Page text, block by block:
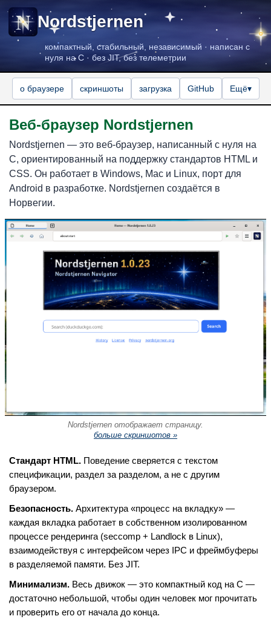
Nordstjernen
компактный, стабильный, независимый · написан с
нуля на C · без JIT, без телеметрии
о браузере скриншоты загрузка GitHub Ещё▾
Веб-браузер Nordstjernen
Nordstjernen — это веб-браузер, написанный с нуля на
C, ориентированный на поддержку стандартов HTML и
CSS. Он работает в Windows, Mac и Linux, порт для
Android в разработке. Nordstjernen создаётся в
Норвегии.
Nordstjernen отображает страницу.
больше скриншотов »
Стандарт HTML. Поведение сверяется с текстом
спецификации, раздел за разделом, а не с другим
браузером.
Безопасность. Архитектура «процесс на вкладку» —
каждая вкладка работает в собственном изолированном
процессе рендеринга (seccomp + Landlock в Linux),
взаимодействуя с интерфейсом через IPC и фреймбуферы
в разделяемой памяти. Без JIT.
Минимализм. Весь движок — это компактный код на C —
достаточно небольшой, чтобы один человек мог прочитать
и проверить его от начала до конца.